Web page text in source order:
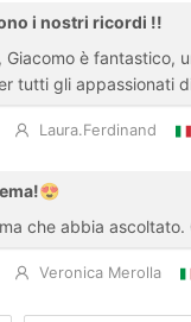
i nostri ricordi !!
è fantastico,
tutti gli appassionati
Laura.Ferdinand
che abbia
Veronica Merolla